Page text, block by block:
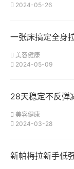
2024-05-26
一张床搞定全身
美容健康
2024-05-09
28天稳定不反弹
美容健康
2024-03-28
新帕梅拉新手低